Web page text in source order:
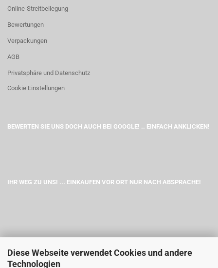
Diese Webseite verwendet Cookies und andere
Technologien
Online-Streitbeilegung
Bewertungen
Verpackungen
AGB
Privatsphäre und Datenschutz
Cookie Einstellungen
BEWERTEN SIE UNS DOCH AUCH BEI GOOGLE! .. EINFACH ANKLICKEN!
IHR WEG ZU UNS! ... EINKAUFEN VOR ORT NUR NACH ABSPRACHE!